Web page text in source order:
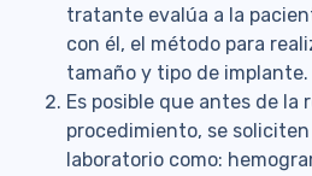
tratante evalúa a la
con él, el método para
tamaño y tipo de implante.
Es posible que antes de la
procedimiento, se
laboratorio como: